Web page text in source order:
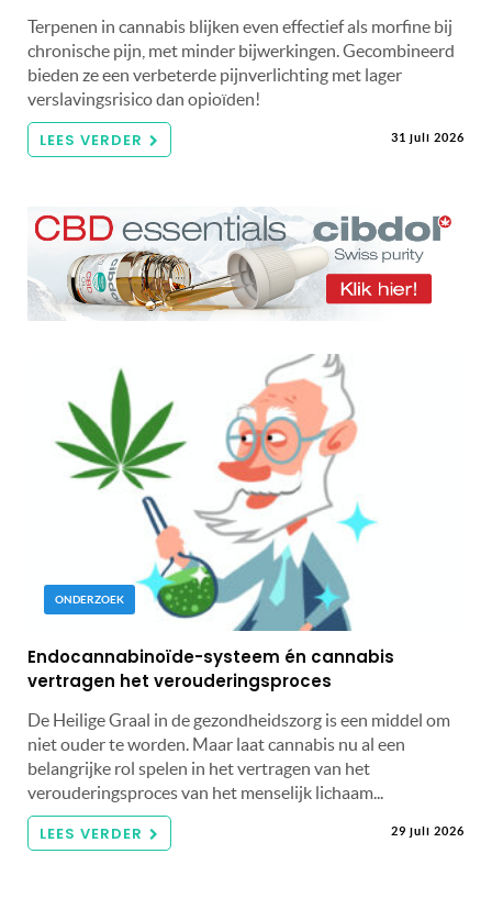
Terpenen in cannabis blijken even effectief als morfine bij
chronische pijn, met minder bijwerkingen. Gecombineerd
bieden ze een verbeterde pijnverlichting met lager
verslavingsrisico dan opioïden!
LEES VERDER 31 juli 2026
ONDERZOEK
Endocannabinoïde-systeem én cannabis
vertragen het verouderingsproces
De Heilige Graal in de gezondheidszorg is een middel om
niet ouder te worden. Maar laat cannabis nu al een
belangrijke rol spelen in het vertragen van het
verouderingsproces van het menselijk lichaam...
LEES VERDER 29 juli 2026